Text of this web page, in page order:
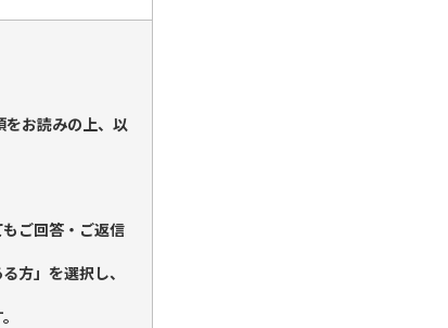
をお読みの上、以
ご回答・ご返信
方」を選択し、